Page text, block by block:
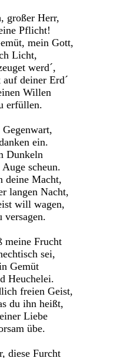
großer Herr,
Pflicht!
mein Gott,
Licht,
werd´,
deiner Erd´
Willen
erfüllen.
Gegenwart,
ein.
Dunkeln
scheun.
deine Macht,
langen Nacht,
will wagen,
versagen.
meine Frucht
sei,
Gemüt
Heuchelei.
freien Geist,
du ihn heißt,
Liebe
übe.
diese Furcht